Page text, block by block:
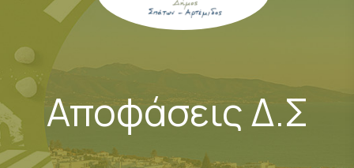
Αποφάσεις Δ.Σ